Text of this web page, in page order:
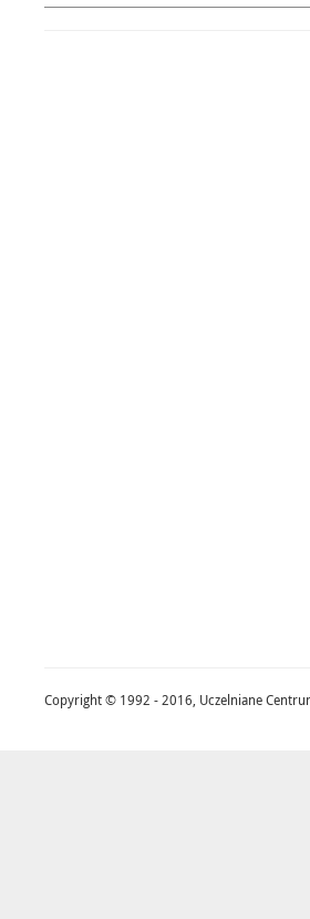
Copyright © 1992 - 2016, Uczelniane